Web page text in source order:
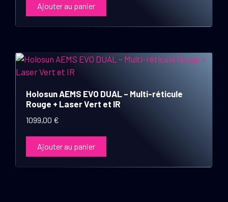
Ajouter au panier
Holosun AEMS EVO DUAL – Multi-réticule
Rouge + Laser Vert et IR
1099,00 €
Ajouter au panier